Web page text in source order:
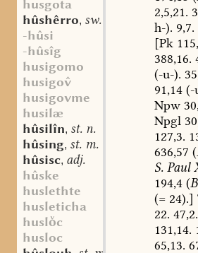
husgota
hûshêrro, sw. m.
-hûsi
-hûsîg
husigomo
husigo
husigovme
husilæ
hûsilîn, st. n.
hûsing, st. m.
hûsisc, adj.
hûske
huslethte
husleticha
huslc
husloc
2,5,21.
h-). 9,7.
[Pk
388,16.
(-u-).
91,14(-
Npw
Npgl
127,3.
636,57 (
S.Paul
194,4(B
(=24).]
22. 47,2.
131,14.
65,13.